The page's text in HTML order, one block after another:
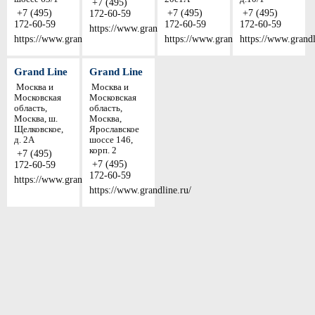
+7 (495)
172-60-59
https://www.grandline.ru/
+7 (495)
172-60-59
https://www.grandline.ru/
+7 (495)
172-60-59
https://www.grandline.ru/
+7 (495)
172-60-59
https://
Grand Line
Москва и
Московская
область,
Москва, ш.
Щелковское,
д. 2А
+7 (495)
172-60-59
https://www.grandline.ru/
Grand Line
Москва и
Московская
область,
Москва,
Ярославское
шоссе 146,
корп. 2
+7 (495)
172-60-59
https://www.grandline.ru/